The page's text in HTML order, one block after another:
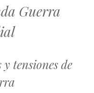
Guerra
y tensiones de